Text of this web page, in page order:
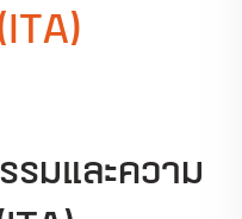
รมและความ